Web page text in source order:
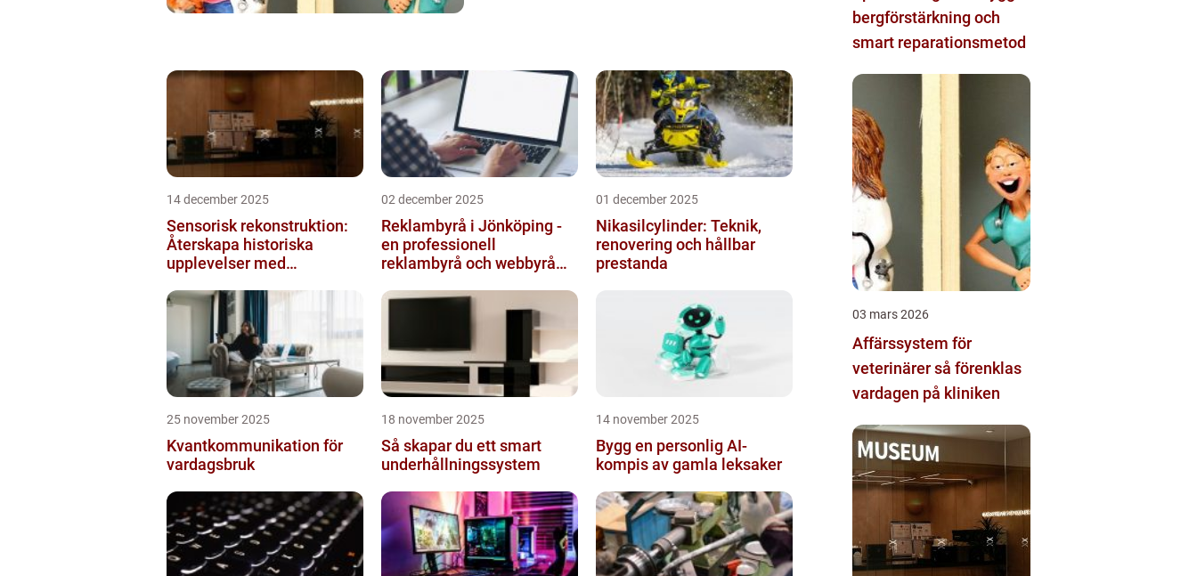
14 december 2025
Sensorisk rekonstruktion:
Återskapa historiska
upplevelser med
02 december 2025
Reklambyrå i Jönköping -
en professionell
reklambyrå och webbyrå
kommunikati...
01 december 2025
Nikasilcylinder: Teknik,
renovering och hållbar
prestanda
25 november 2025
Kvantkommunikation för
vardagsbruk
18 november 2025
Så skapar du ett smart
underhållningssystem
14 november 2025
Bygg en personlig AI-
kompis av gamla leksaker
bergförstärkning och
smart reparationsmetod
03 mars 2026
Affärssystem för
veterinärer så förenklas
vardagen på kliniken